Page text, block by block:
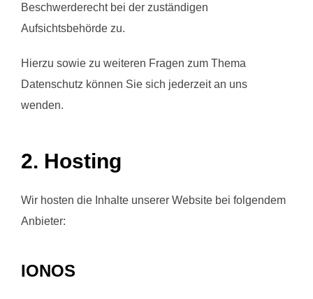
Beschwerderecht bei der zuständigen
Aufsichtsbehörde zu.
Hierzu sowie zu weiteren Fragen zum Thema
Datenschutz können Sie sich jederzeit an uns
wenden.
2. Hosting
Wir hosten die Inhalte unserer Website bei folgendem
Anbieter:
IONOS